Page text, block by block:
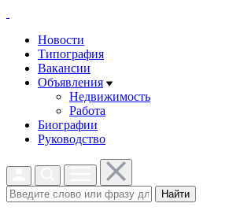
Новости
Типография
Вакансии
Объявления
Недвижимость
Работа
Биографии
Руководство
Найти